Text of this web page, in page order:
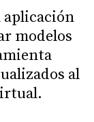
aplicación
modelos
al